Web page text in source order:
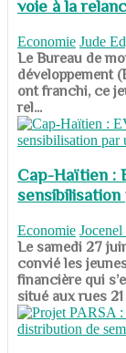
voie à la
Economie Jude
​​​​​​​Le Bureau de
développement
ont franchi, ce
rel...
Cap-Haïtien :
sensibilisation
Economie
Le samedi 27
convié les
financière qui
situé aux rues 21